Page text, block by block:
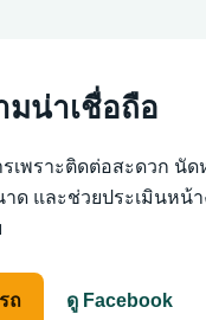
มน่าเชื่อถือ
เพราะติดต่อสะดวก นัด
าด และช่วยประเมินหน้
ถ ดู Facebook